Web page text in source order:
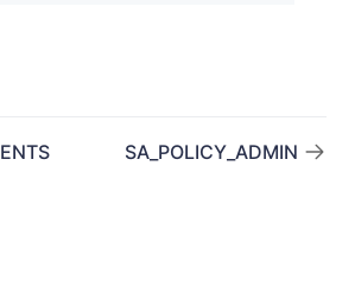
SA_POLICY_ADMIN